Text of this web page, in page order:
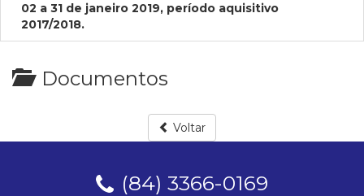
02 a 31 de janeiro 2019, período aquisitivo
2017/2018.
Documentos
Voltar
(84) 3366-0169